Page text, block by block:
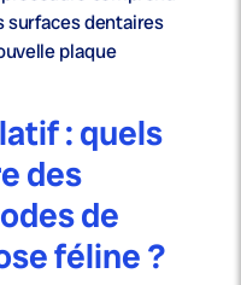
surfaces dentaires
plaque
: quels
des
de
féline ?